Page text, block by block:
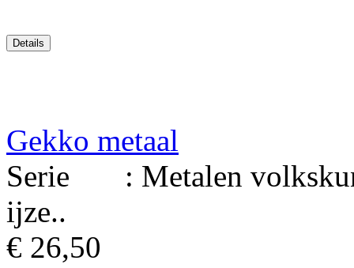
Gekko metaal
Serie : Metalen
ijze..
€ 26,50